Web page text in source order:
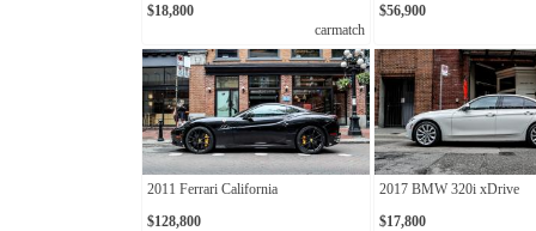
$18,800
carmatch
$56,900
2011 Ferrari California
$128,800
2017 BMW 320i xDrive
$17,800